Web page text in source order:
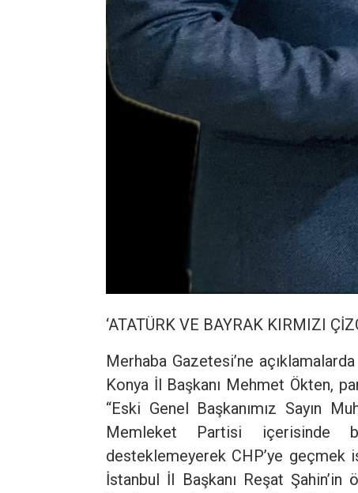
‘ATATÜRK VE BAYRAK KIRMIZI
Merhaba Gazetesi’ne
Konya İl Başkanı Mehmet Ökten,
“Eski Genel Başkanımız Sayın
Memleket Partisi içerisinde
desteklemeyerek CHP’ye
İstanbul İl Başkanı Reşat